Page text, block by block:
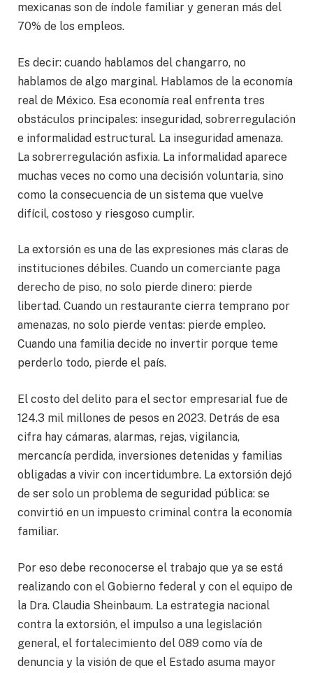
mexicanas son de índole familiar y generan más del
70% de los empleos.
Es decir: cuando hablamos del changarro, no
hablamos de algo marginal. Hablamos de la economía
real de México. Esa economía real enfrenta tres
obstáculos principales: inseguridad, sobrerregulación
e informalidad estructural. La inseguridad amenaza.
La sobrerregulación asfixia. La informalidad aparece
muchas veces no como una decisión voluntaria, sino
como la consecuencia de un sistema que vuelve
difícil, costoso y riesgoso cumplir.
La extorsión es una de las expresiones más claras de
instituciones débiles. Cuando un comerciante paga
derecho de piso, no solo pierde dinero: pierde
libertad. Cuando un restaurante cierra temprano por
amenazas, no solo pierde ventas: pierde empleo.
Cuando una familia decide no invertir porque teme
perderlo todo, pierde el país.
El costo del delito para el sector empresarial fue de
124.3 mil millones de pesos en 2023. Detrás de esa
cifra hay cámaras, alarmas, rejas, vigilancia,
mercancía perdida, inversiones detenidas y familias
obligadas a vivir con incertidumbre. La extorsión dejó
de ser solo un problema de seguridad pública: se
convirtió en un impuesto criminal contra la economía
familiar.
Por eso debe reconocerse el trabajo que ya se está
realizando con el Gobierno federal y con el equipo de
la Dra. Claudia Sheinbaum. La estrategia nacional
contra la extorsión, el impulso a una legislación
general, el fortalecimiento del 089 como vía de
denuncia y la visión de que el Estado asuma mayor